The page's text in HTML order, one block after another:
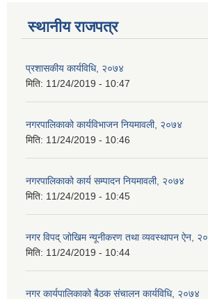
स्थानीय राजपत्र
प्रशासकीय कार्यविधि, २०७४
मिति: 11/24/2019 - 10:47
नगरपालिकाको कार्यविभाजन नियमावली, २०७४
मिति: 11/24/2019 - 10:46
नगरपालिकाको कार्य सम्पादन नियमावली, २०७४
मिति: 11/24/2019 - 10:45
नगर विपद् जोखिम न्यूनीकरण तथा व्यवस्थापन ऐन,
मिति: 11/24/2019 - 10:44
नगर कार्यपालिकाको बैठक संचालन कार्यविधि, २०७४